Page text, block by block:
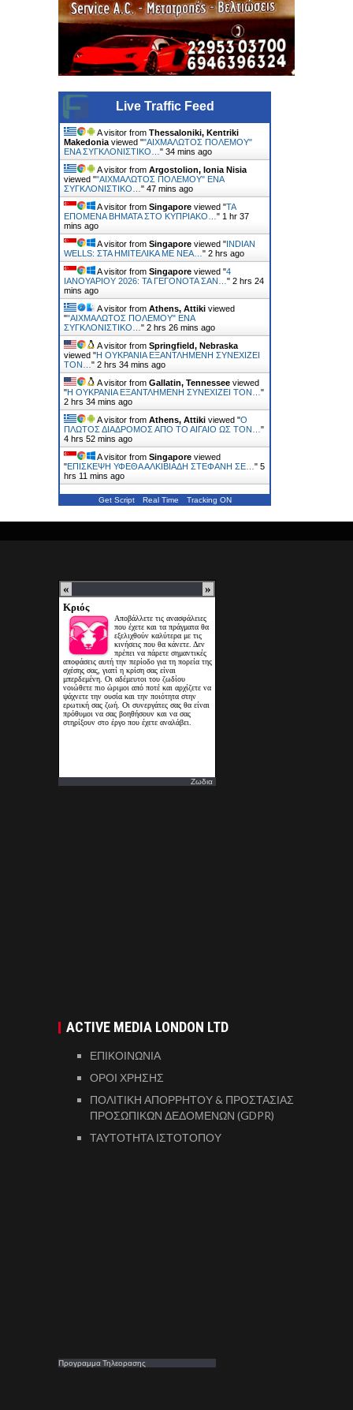
Live Traffic Feed
A visitor from Thessaloniki, Kentriki
Makedonia viewed ""ΑΙΧΜΑΛΩΤΟΣ ΠΟΛΕΜΟΥ"
ΕΝΑ ΣΥΓΚΛΟΝΙΣΤΙΚΟ… " 34 mins ago
A visitor from Argostolion, Ionia Nisia
viewed ""ΑΙΧΜΑΛΩΤΟΣ ΠΟΛΕΜΟΥ" ΕΝΑ
ΣΥΓΚΛΟΝΙΣΤΙΚΟ… " 47 mins ago
A visitor from Singapore viewed "ΤΑ
ΕΠΟΜΕΝΑ ΒΗΜΑΤΑ ΣΤΟ ΚΥΠΡΙΑΚΟ… " 1 hr 37
mins ago
A visitor from Singapore viewed " INDIAN
WELLS: ΣΤΑ ΗΜΙΤΕΛΙΚΑ ΜΕ ΝΕΑ… " 2 hrs ago
A visitor from Singapore viewed "4
ΙΑΝΟΥΑΡΙΟΥ 2026: ΤΑ ΓΕΓΟΝΟΤΑ ΣΑΝ… " 2 hrs 24
mins ago
A visitor from Athens, Attiki viewed
""ΑΙΧΜΑΛΩΤΟΣ ΠΟΛΕΜΟΥ" ΕΝΑ
ΣΥΓΚΛΟΝΙΣΤΙΚΟ… " 2 hrs 27 mins ago
A visitor from Springfield, Nebraska
viewed "H ΟΥΚΡΑΝΙΑ ΕΞΑΝΤΛΗΜΕΝΗ ΣΥΝΕΧΙΖΕΙ
ΤΟΝ… " 2 hrs 34 mins ago
A visitor from Gallatin, Tennessee viewed
"H ΟΥΚΡΑΝΙΑ ΕΞΑΝΤΛΗΜΕΝΗ ΣΥΝΕΧΙΖΕΙ ΤΟΝ… "
2 hrs 34 mins ago
A visitor from Athens, Attiki viewed "Ο
ΠΛΩΤΟΣ ΔΙΑΔΡΟΜΟΣ ΑΠΟ ΤΟ ΑΙΓΑΙΟ ΩΣ ΤΟΝ… "
4 hrs 52 mins ago
A visitor from Singapore viewed
"ΕΠΙΣΚΕΨΗ ΥΦΕΘΑ ΑΛΚΙΒΙΑΔΗ ΣΤΕΦΑΝΗ ΣΕ… " 5
hrs 11 mins ago
Get Script Real Time Tracking ON
Ζωδια
ACTIVE MEDIA LONDON LTD
ΕΠΙΚΟΙΝΩΝΙΑ
ΟΡΟΙ ΧΡΗΣΗΣ
ΠΟΛΙΤΙΚΗ ΑΠΟΡΡΗΤΟΥ & ΠΡΟΣΤΑΣΙΑΣ
ΠΡΟΣΩΠΙΚΩΝ ΔΕΔΟΜΕΝΩΝ (GDPR)
ΤΑΥΤΟΤΗΤΑ ΙΣΤΟΤΟΠΟΥ
Προγραμμα Τηλεορασης